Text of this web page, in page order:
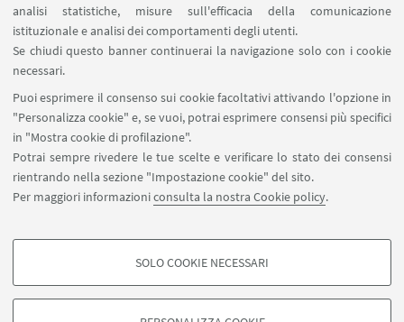
analisi statistiche, misure sull'efficacia della comunicazione
istituzionale e analisi dei comportamenti degli utenti.
Se chiudi questo banner continuerai la navigazione solo con i cookie
necessari.
Puoi esprimere il consenso sui cookie facoltativi attivando l'opzione in
"Personalizza cookie" e, se vuoi, potrai esprimere consensi più specifici
in "Mostra cookie di profilazione".
Potrai sempre rivedere le tue scelte e verificare lo stato dei consensi
rientrando nella sezione "Impostazione cookie" del sito.
Per maggiori informazioniconsulta la nostra Cookie policy.
COOKIE DI PROFILAZIONE - FACOLTATIVI
SOLO COOKIE NECESSARI
LINK UTILI
Area riservata
SEGUI UNIBO SU:
APP:
©Copyright 2026 - ALMA MATER STUDIORUM - Università di